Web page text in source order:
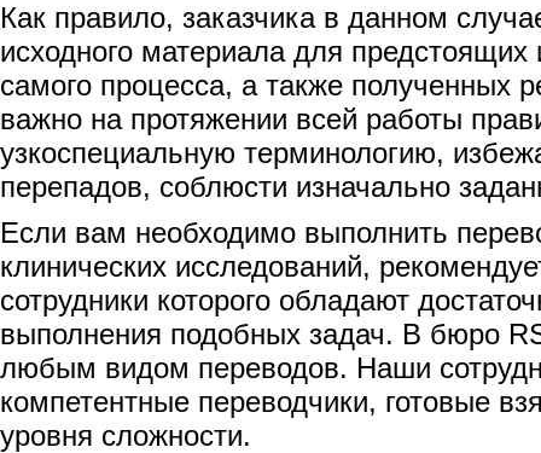
Как правило, заказчика в данном
исходного материала для предстоящих
самого процесса, а также полученных
важно на протяжении всей работы
узкоспециальную терминологию,
перепадов, соблюсти изначально
Если вам необходимо выполнить
клинических исследований,
сотрудники которого обладают
выполнения подобных задач. В бюро
любым видом переводов. Наши
компетентные переводчики, готовые
уровня сложности.